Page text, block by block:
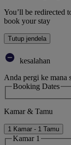
You’ll be redirected
book your stay
Tutup jendela
kesalahan
Anda pergi ke mana
Booking Dates
Kamar & Tamu
1 Kamar - 1 Tamu
Kamar 1